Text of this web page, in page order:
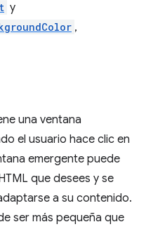
y
,
una ventana
el usuario hace clic en
emergente puede
que desees y se
a su contenido.
ser más pequeña que